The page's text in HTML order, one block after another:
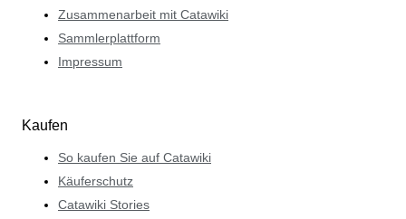
Zusammenarbeit mit Catawiki
Sammlerplattform
Impressum
Kaufen
So kaufen Sie auf Catawiki
Käuferschutz
Catawiki Stories